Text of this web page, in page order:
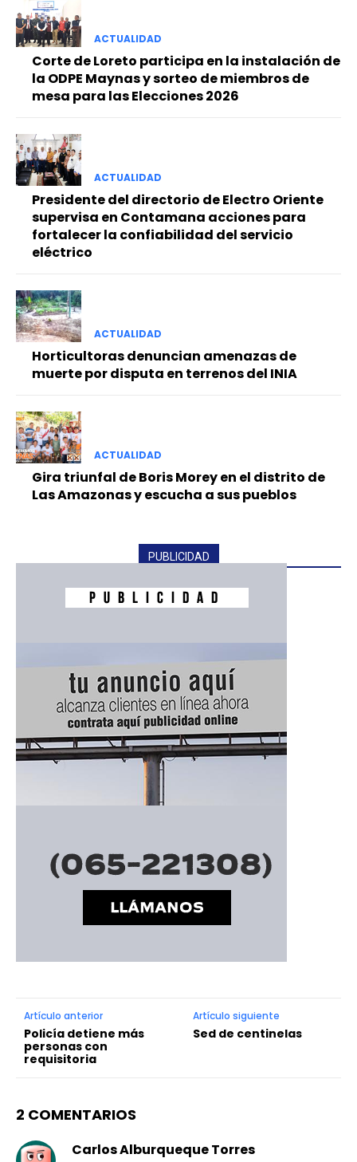
ACTUALIDAD
Corte de Loreto participa en la instalación de
la ODPE Maynas y sorteo de miembros de
mesa para las Elecciones 2026
ACTUALIDAD
Presidente del directorio de Electro Oriente
supervisa en Contamana acciones para
fortalecer la confiabilidad del servicio
eléctrico
ACTUALIDAD
Horticultoras denuncian amenazas de
muerte por disputa en terrenos del INIA
ACTUALIDAD
Gira triunfal de Boris Morey en el distrito de
Las Amazonas y escucha a sus pueblos
PUBLICIDAD
Artículo anterior
Policía detiene más
personas con
requisitoria
Artículo siguiente
Sed de centinelas
2 COMENTARIOS
Carlos Alburqueque Torres